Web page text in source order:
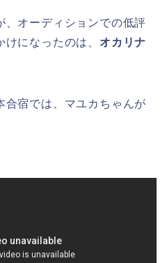
、オーディションでの低評
けになったのは、 オカリナ
合宿では、マユカちゃんが